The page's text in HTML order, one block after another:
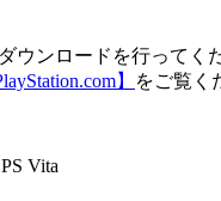
ウンロードを行ってく
】 をご覧く
PS Vita